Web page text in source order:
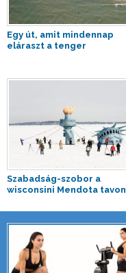
Egy út, amit mindennap
eláraszt a tenger
Szabadság-szobor a
wisconsini Mendota tavon